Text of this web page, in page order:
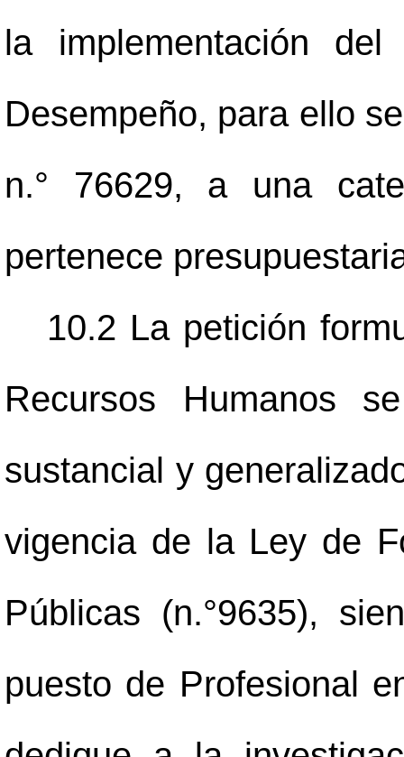
la implementación
Desempeño, para ello
n.° 76629, a una
pertenece
10.2 La petición
Recursos Humanos
sustancial y
vigencia de la Ley de
Públicas (n.°9635),
puesto de Profesional